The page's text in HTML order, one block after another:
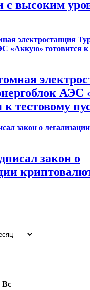
с высоким
АЭС
к тестовому
закон о
Вс